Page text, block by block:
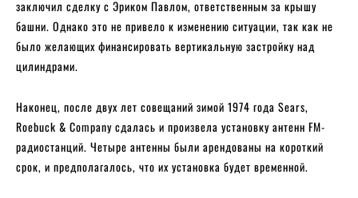
заключил сделку с Эриком Павлом, ответственным за крышу
башни. Однако это не привело к изменению ситуации, так как не
было желающих финансировать вертикальную застройку над
цилиндрами.
Наконец, после двух лет совещаний зимой 1974 года Sears,
Roebuck & Company сдалась и произвела установку антенн FM-
радиостанций. Четыре антенны были арендованы на короткий
срок, и предполагалось, что их установка будет временной.